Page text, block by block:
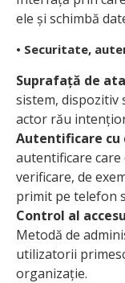
ele și schimbă
• Securitate,
Suprafață de
sistem, dispozitiv
actor rău
Autentificare cu
autentificare
verificare, de
primit pe telefon
Control al
Metodă de
utilizatorii
organizație.